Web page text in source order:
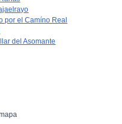
por el Camíno Real
del Asomante